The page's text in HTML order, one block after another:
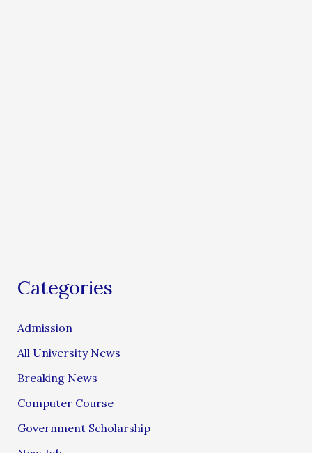
Categories
Admission
All University News
Breaking News
Computer Course
Government Scholarship